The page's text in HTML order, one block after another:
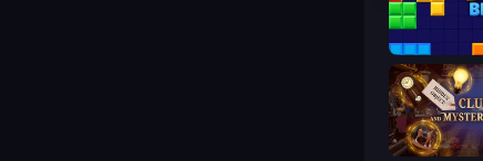
Block Blaster